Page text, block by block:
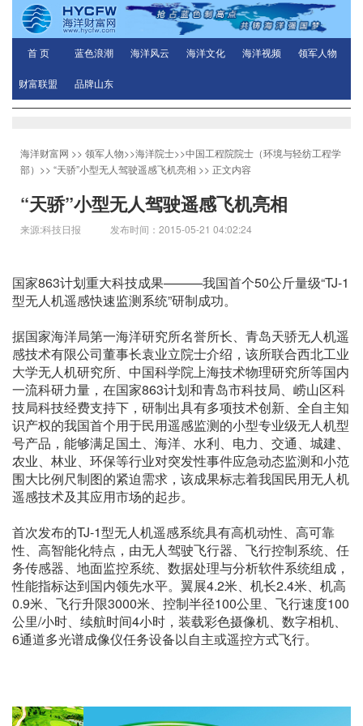
首 页 蓝色浪潮 海洋风云 海洋文化 海洋视频 领军人物
财富联盟 品牌山东
海洋财富网 >> 领军人物>>海洋院士>>中国工程院院士（环境与轻纺工程学
部） >> “天骄”小型无人驾驶遥感飞机亮相 >> 正文内容
“天骄”小型无人驾驶遥感飞机亮相
来源:科技日报 发布时间：2015-05-21 04:02:24
国家863计划重大科技成果———我国首个50公斤量级“TJ-1
型无人机遥感快速监测系统”研制成功。
据国家海洋局第一海洋研究所名誉所长、青岛天骄无人机遥
感技术有限公司董事长袁业立院士介绍，该所联合西北工业
大学无人机研究所、中国科学院上海技术物理研究所等国内
一流科研力量，在国家863计划和青岛市科技局、崂山区科
技局科技经费支持下，研制出具有多项技术创新、全自主知
识产权的我国首个用于民用遥感监测的小型专业级无人机型
号产品，能够满足国土、海洋、水利、电力、交通、城建、
农业、林业、环保等行业对突发性事件应急动态监测和小范
围大比例尺制图的紧迫需求，该成果标志着我国民用无人机
遥感技术及其应用市场的起步。
首次发布的TJ-1型无人机遥感系统具有高机动性、高可靠
性、高智能化特点，由无人驾驶飞行器、飞行控制系统、任
务传感器、地面监控系统、数据处理与分析软件系统组成，
性能指标达到国内领先水平。翼展4.2米、机长2.4米、机高
0.9米、飞行升限3000米、控制半径100公里、飞行速度100
公里/小时、续航时间4小时，装载彩色摄像机、数字相机、
6通道多光谱成像仪任务设备以自主或遥控方式飞行。